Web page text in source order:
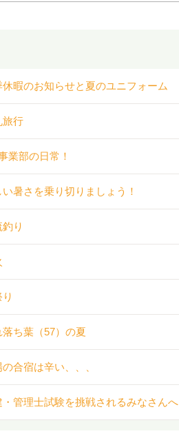
休暇のお知らせと夏のユニフォーム
旅行
業部の日常！
い暑さを乗り切りましょう！
り
落ち葉（57）の夏
の合宿は辛い、、、
・管理士試験を挑戦されるみなさんへ